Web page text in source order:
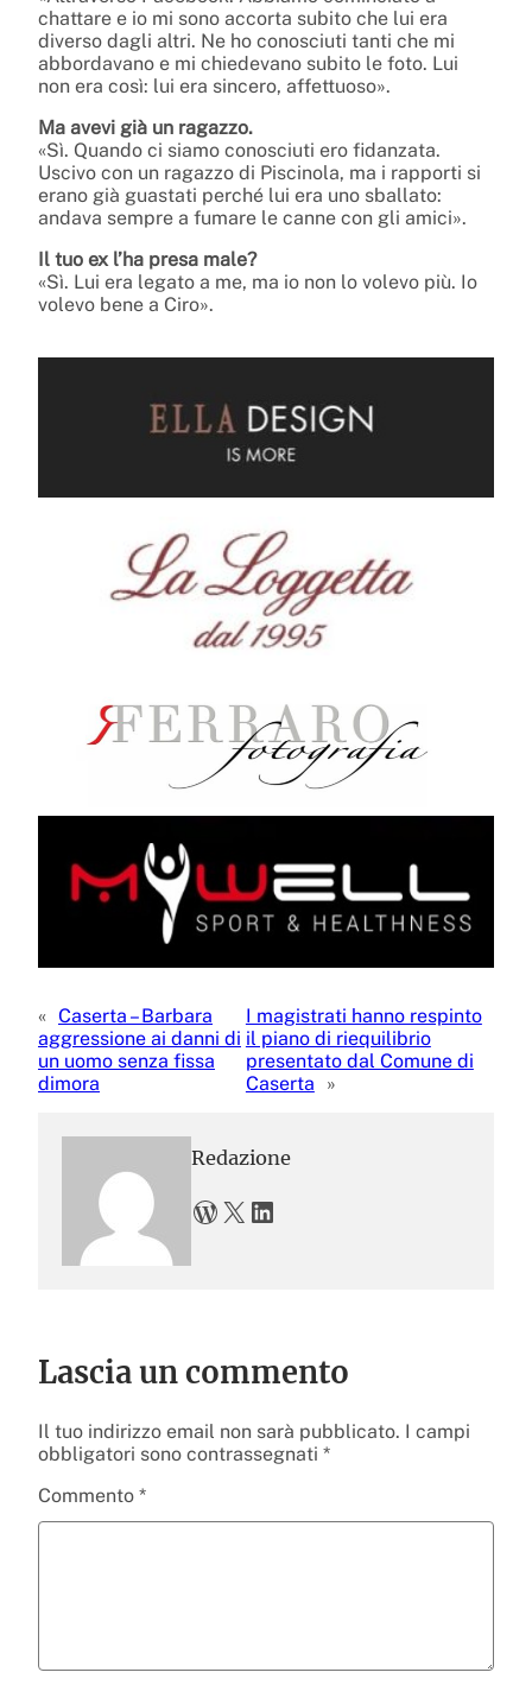
chattare e io mi sono accorta subito che lui era
diverso dagli altri. Ne ho conosciuti tanti che mi
abbordavano e mi chiedevano subito le foto. Lui
non era così: lui era sincero, affettuoso».
Ma avevi già un ragazzo.
«Sì. Quando ci siamo conosciuti ero fidanzata.
Uscivo con un ragazzo di Piscinola, ma i rapporti si
erano già guastati perché lui era uno sballato:
andava sempre a fumare le canne con gli amici».
Il tuo ex l’ha presa male?
«Sì. Lui era legato a me, ma io non lo volevo più. Io
volevo bene a Ciro».
« Caserta – Barbara
aggressione ai danni di
un uomo senza fissa
dimora
I magistrati hanno respinto
il piano di riequilibrio
presentato dal Comune di
Caserta
»
Redazione
WordPress X LinkedIn
Lascia un commento
Il tuo indirizzo email non sarà pubblicato. I campi
obbligatori sono contrassegnati *
Commento *